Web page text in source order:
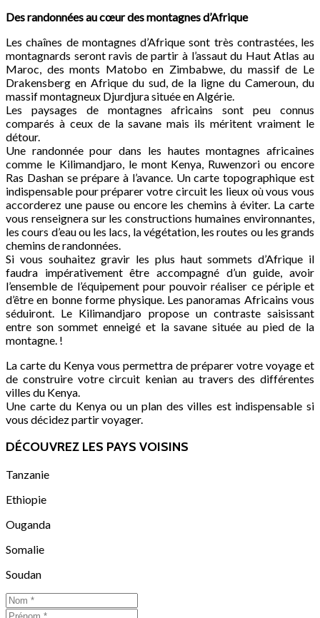
Des randonnées au cœur des montagnes d’Afrique
Les chaînes de montagnes d’Afrique sont très contrastées, les
montagnards seront ravis de partir à l’assaut du Haut Atlas au
Maroc, des monts Matobo en Zimbabwe, du massif de Le
Drakensberg en Afrique du sud, de la ligne du Cameroun, du
massif montagneux Djurdjura située en Algérie.
Les paysages de montagnes africains sont peu connus
comparés à ceux de la savane mais ils méritent vraiment le
détour.
Une randonnée pour dans les hautes montagnes africaines
comme le Kilimandjaro, le mont Kenya, Ruwenzori ou encore
Ras Dashan se prépare à l’avance. Un carte topographique est
indispensable pour préparer votre circuit les lieux où vous vous
accorderez une pause ou encore les chemins à éviter. La carte
vous renseignera sur les constructions humaines environnantes,
les cours d’eau ou les lacs, la végétation, les routes ou les grands
chemins de randonnées.
Si vous souhaitez gravir les plus haut sommets d’Afrique il
faudra impérativement être accompagné d’un guide, avoir
l’ensemble de l’équipement pour pouvoir réaliser ce périple et
d’être en bonne forme physique. Les panoramas Africains vous
séduiront. Le Kilimandjaro propose un contraste saisissant
entre son sommet enneigé et la savane située au pied de la
montagne. !
La carte du Kenya vous permettra de préparer votre voyage et
de construire votre circuit kenian au travers des différentes
villes du Kenya.
Une carte du Kenya ou un plan des villes est indispensable si
vous décidez partir voyager.
DÉCOUVREZ LES PAYS VOISINS
Tanzanie
Ethiopie
Ouganda
Somalie
Soudan